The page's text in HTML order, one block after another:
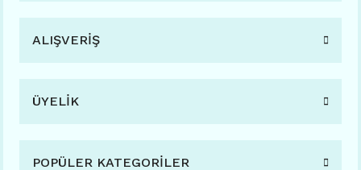
ALIŞVERİŞ
ÜYELİK
POPÜLER KATEGORİLER